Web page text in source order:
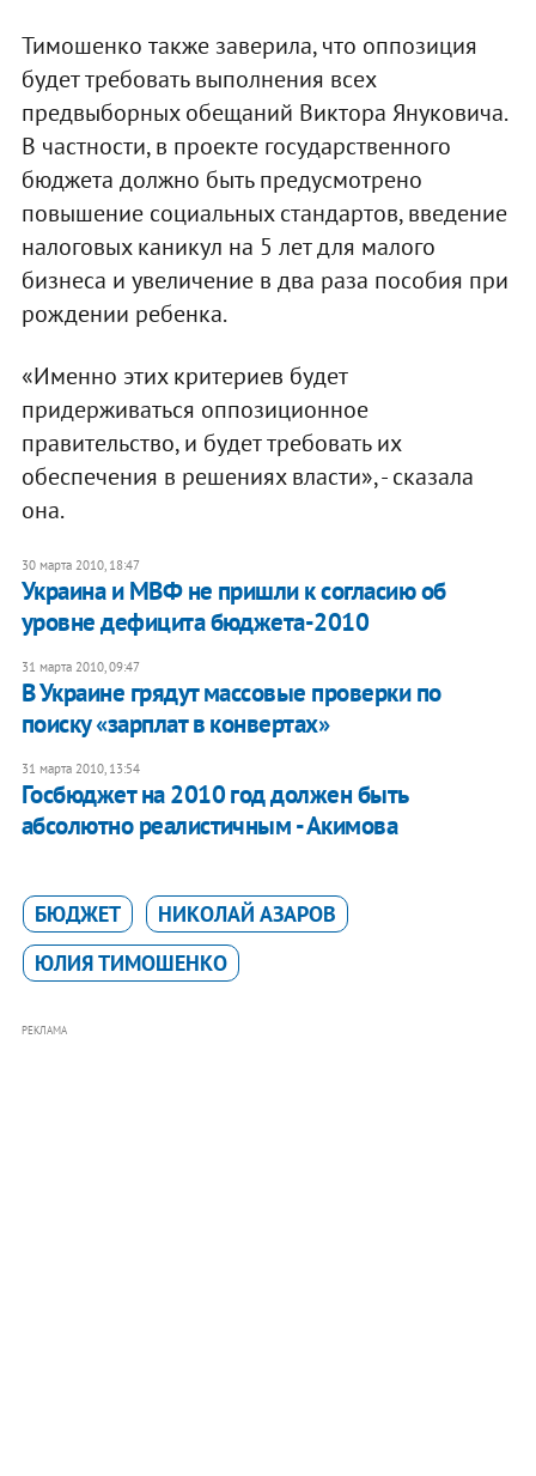
Тимошенко также заверила, что оппозиция
будет требовать выполнения всех
предвыборных обещаний Виктора Януковича.
В частности, в проекте государственного
бюджета должно быть предусмотрено
повышение социальных стандартов, введение
налоговых каникул на 5 лет для малого
бизнеса и увеличение в два раза пособия при
рождении ребенка.
«Именно этих критериев будет
придерживаться оппозиционное
правительство, и будет требовать их
обеспечения в решениях власти», - сказала
она.
30 марта 2010, 18:47
Украина и МВФ не пришли к согласию об
уровне дефицита бюджета-2010
31 марта 2010, 09:47
В Украине грядут массовые проверки по
поиску «зарплат в конвертах»
31 марта 2010, 13:54
Госбюджет на 2010 год должен быть
абсолютно реалистичным - Акимова
БЮДЖЕТ
НИКОЛАЙ АЗАРОВ
ЮЛИЯ ТИМОШЕНКО
РЕКЛАМА